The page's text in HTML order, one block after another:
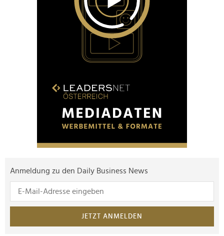
Anmeldung zu den Daily Business News
JETZT ANMELDEN